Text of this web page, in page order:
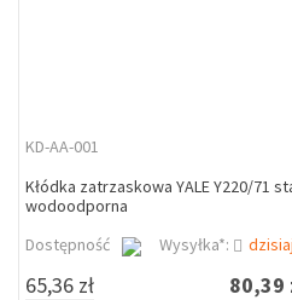
KD-AA-001
Kłódka zatrzaskowa YALE Y220/71
wodoodporna
Dostępność
Wysyłka*:
65,36 zł 80,39